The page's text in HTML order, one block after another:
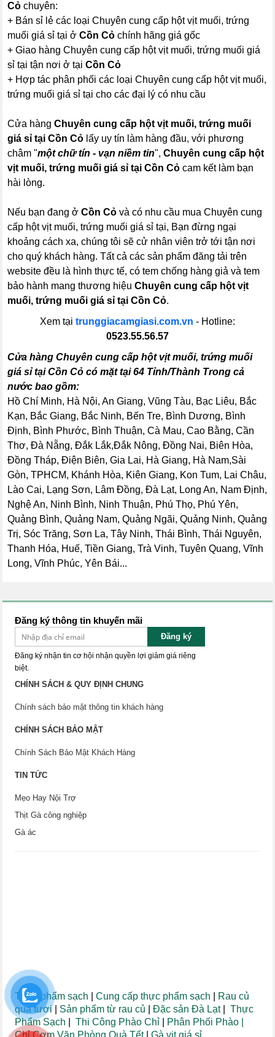
Cỏchuyên:
+ Bán sỉ lẻ các loại Chuyên cung cấp hột vịt muối, trứng
muối giá sỉ tại ởCồn Cỏ chính hãng giá gốc
+ Giao hàng Chuyên cung cấp hột vịt muối, trứng muối giá
sỉ tại tận nơi ở tạiCồn Cỏ
+ Hợp tác phân phối các loại Chuyên cung cấp hột vịt muối,
trứng muối giá sỉ tại cho các đại lý có nhu cầu
Cửa hàngChuyên cung cấp hột vịt muối, trứng muối
giá sỉ tại Cồn Cỏ lấy uy tín làm hàng đầu, với phương
châm "một chữ tín - vạn niềm tin",Chuyên cung cấp hột
vịt muối, trứng muối giá sỉ tại Cồn Cỏ cam kết làm bạn
hài lòng.
Nếu bạn đang ởCồn Cỏ và có nhu cầu mua Chuyên cung
cấp hột vịt muối, trứng muối giá sỉ tại, Bạn đừng ngại
khoảng cách xa, chúng tôi sẽ cử nhân viên trở tới tận nơi
cho quý khách hàng. Tất cả các sản phẩm đăng tải trên
website đều là hình thực tế, có tem chống hàng giả và tem
bảo hành mang thương hiệuChuyên cung cấp hột vịt
muối, trứng muối giá sỉ tại Cồn Cỏ.
Xem tại trunggiacamgiasi.com.vn - Hotline:
0523.55.56.57
Cửa hàng Chuyên cung cấp hột vịt muối, trứng muối
giá sỉ tại Cồn Cỏ có mặt tại 64 Tỉnh/Thành Trong cả
nước bao gồm:
Hồ Chí Minh, Hà Nội, An Giang, Vũng Tàu, Bạc Liêu, Bắc
Kạn, Bắc Giang, Bắc Ninh, Bến Tre, Bình Dương, Bình
Định, Bình Phước, Bình Thuận, Cà Mau, Cao Bằng, Cần
Thơ, Đà Nẵng, Đắk Lắk,Đắk Nông, Đồng Nai, Biên Hòa,
Đồng Tháp, Điện Biên, Gia Lai, Hà Giang, Hà Nam,Sài
Gòn, TPHCM, Khánh Hòa, Kiên Giang, Kon Tum, Lai Châu,
Lào Cai, Lạng Sơn, Lâm Đồng, Đà Lạt, Long An, Nam Định,
Nghệ An, Ninh Bình, Ninh Thuận, Phú Thọ, Phú Yên,
Quảng Bình, Quảng Nam, Quảng Ngãi, Quảng Ninh, Quảng
Trị, Sóc Trăng, Sơn La, Tây Ninh, Thái Bình, Thái Nguyên,
Thanh Hóa, Huế, Tiền Giang, Trà Vinh, Tuyên Quang, Vĩnh
Long, Vĩnh Phúc, Yên Bái...
Đăng ký thông tin khuyến mãi
Đăng ký
Đăng ký nhận tin cơ hội nhận quyền lợi giảm giá riêng
biệt.
CHÍNH SÁCH & QUY ĐỊNH CHUNG
Chính sách bảo mật thông tin khách hàng
CHÍNH SÁCH BẢO MẬT
Chính Sách Bảo Mật Khách Hàng
TIN TỨC
Mẹo Hay Nội Trợ
Thịt Gà công nghiệp
Gà ác
Thực phẩm sạch |Cung cấp thực phẩm sạch
Rau củ
quả tươi| Sản phẩm từ rau củ |Đặc sản Đà Lạt|Thực
Phẩm Sạch |Thi Công Phào Chỉ Phân Phối Phào